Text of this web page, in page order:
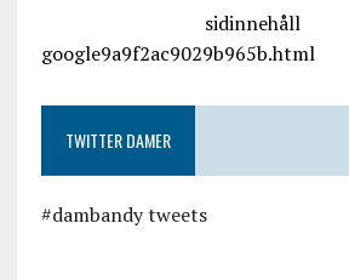
sidinnehåll
google9a9f2ac9029b965b.html
TWITTER DAMER
#dambandy tweets